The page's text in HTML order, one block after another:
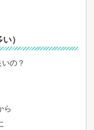
）
の？
ら